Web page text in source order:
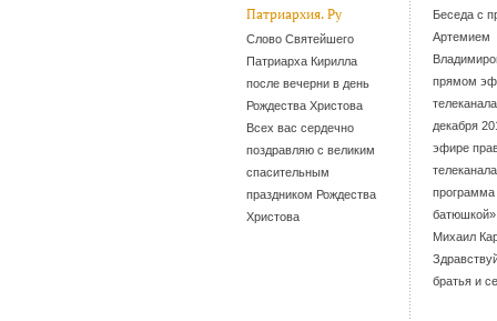
Патриархия. Ру
Слово Святейшего
Патриарха Кирилла
после вечерни в день
Рождества Христова
Всех вас сердечно
поздравляю с великим
спасительным
праздником Рождества
Христова
Беседа с
Артемием
прямом
декабря
эфире
Михаил
братья и